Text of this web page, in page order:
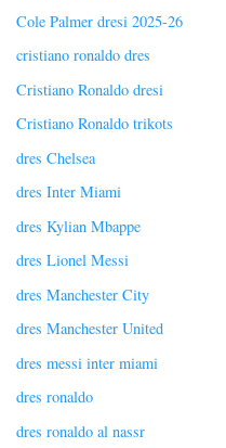
Cole Palmer dresi 2025-26
cristiano ronaldo dres
Cristiano Ronaldo dresi
Cristiano Ronaldo trikots
dres Chelsea
dres Inter Miami
dres Kylian Mbappe
dres Lionel Messi
dres Manchester City
dres Manchester United
dres messi inter miami
dres ronaldo
dres ronaldo al nassr